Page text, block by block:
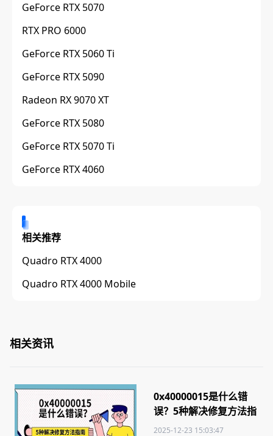
GeForce RTX 5070
RTX PRO 6000
GeForce RTX 5060 Ti
GeForce RTX 5090
Radeon RX 9070 XT
GeForce RTX 5080
GeForce RTX 5070 Ti
GeForce RTX 4060
相关推荐
Quadro RTX 4000
Quadro RTX 4000 Mobile
相关资讯
0x40000015是什么错
误？5种解决修复方法指
南
2025-12-23 15:03:47